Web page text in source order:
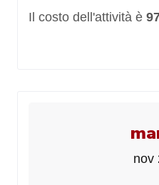
Il costo dell'attività è
nov